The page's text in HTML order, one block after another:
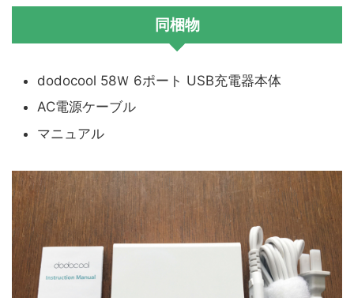
同梱物
dodocool 58Ｗ 6ポート USB充電器本体
AC電源ケーブル
マニュアル